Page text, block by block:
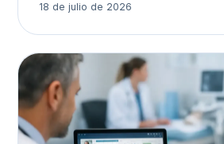
18 de julio de 2026